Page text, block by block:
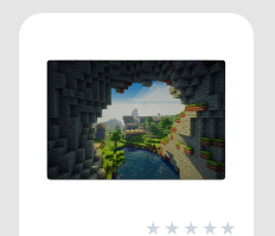
★
★
★
★
★